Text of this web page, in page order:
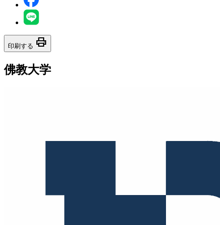
印刷する print
佛教大学